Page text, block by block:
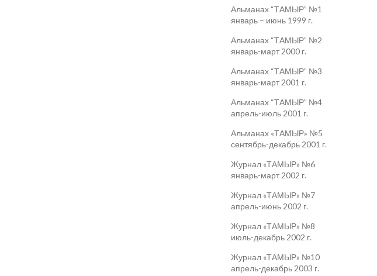
Альманах “ТАМЫР” №1
январь – июнь 1999 г.
Альманах “ТАМЫР” №2
январь-март 2000 г.
Альманах “ТАМЫР” №3
январь-март 2001 г.
Альманах “ТАМЫР” №4
апрель-июль 2001 г.
Альманах «ТАМЫР» №5
сентябрь-декабрь 2001 г.
Журнал «ТАМЫР» №6
январь-март 2002 г.
Журнал «ТАМЫР» №7
апрель-июнь 2002 г.
Журнал «ТАМЫР» №8
июль-декабрь 2002 г.
Журнал «ТАМЫР» №10
апрель-декабрь 2003 г.